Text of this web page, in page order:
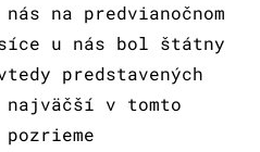
na predvianočnom
u nás bol štátny
predstavených
v tomto